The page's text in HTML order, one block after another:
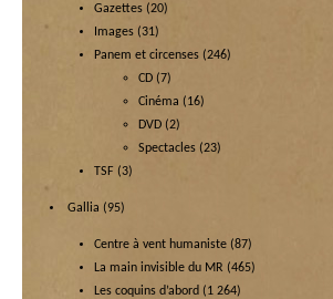
Gazettes (20)
Images (31)
Panem et circenses (246)
CD (7)
Cinéma (16)
DVD (2)
Spectacles (23)
TSF (3)
Gallia (95)
Centre à vent humaniste (87)
La main invisible du MR (465)
Les coquins d’abord (1 264)